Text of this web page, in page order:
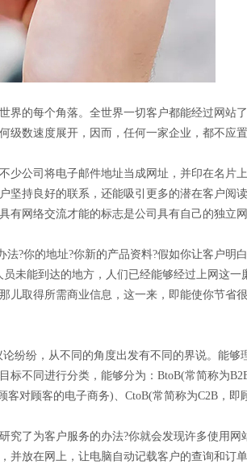
的每个角落。全世界一切客户都能经过网站
数速度展开，因而，任何一家企业，都不应置
公司将电子邮件地址当成网址，并印在名片
持良好的联系，还能吸引更多的潜在客户阅
网络交流才能的标志是公司具有自己的独立网
你的地址?你新的产品资料?假如你让客户明
未能到达的地方，人们已经能够经过上网这
取得所需商业信息，这一来，即能使你节省
纷，从不同的角度出发有不同的界说。能够
不同进行分类，能够分为：BtoB(常简称为
对顾客的电子商务)、CtoB(常简称为C2B，即
了为客户服务的办法?你就会发现许多使用网
放在网上，让电脑自动记载客户的查询和订